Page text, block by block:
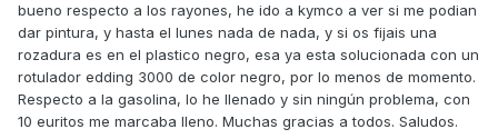
bueno respecto a los rayones, he ido a kymco a ver si me podian
dar pintura, y hasta el lunes nada de nada, y si os fijais una
rozadura es en el plastico negro, esa ya esta solucionada con un
rotulador edding 3000 de color negro, por lo menos de momento.
Respecto a la gasolina, lo he llenado y sin ningún problema, con
10 euritos me marcaba lleno. Muchas gracias a todos. Saludos.